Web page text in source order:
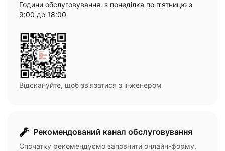
Години обслуговування: з понеділка по п’ятницю з
9:00 до 18:00
Відскануйте, щоб зв’язатися з інженером
Рекомендований канал обслуговування
Спочатку рекомендуємо заповнити онлайн-форму,